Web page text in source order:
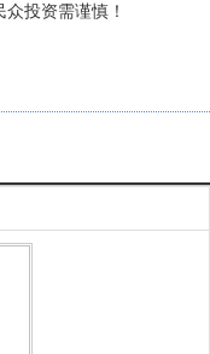
投资需谨慎！